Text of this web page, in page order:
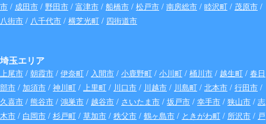
市 / 成田市 / 野田市 / 富津市 / 船橋市 / 松戸市 / 南房総市 / 睦沢町 / 茂原市 /
八街市 / 八千代市 / 横芝光町 / 四街道市
埼玉エリア
上尾市 / 朝霞市 / 伊奈町 / 入間市 / 小鹿野町 / 小川町 / 桶川市 / 越生町 / 春日
部市 / 加須市 / 神川町 / 上里町 / 川口市 / 川越市 / 川島町 / 北本市 / 行田市 /
久喜市 / 熊谷市 / 鴻巣市 / 越谷市 / さいたま市 / 坂戸市 / 幸手市 / 狭山市 / 志
木市 / 白岡市 / 杉戸町 / 草加市 / 秩父市 / 鶴ヶ島市 / ときがわ町 / 所沢市 / 戸